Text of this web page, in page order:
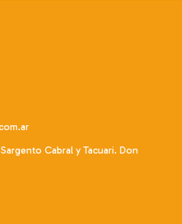
Cabral y Tacuari. Don